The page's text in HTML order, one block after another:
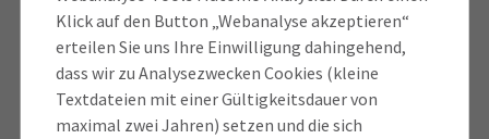
Klick auf den Button „Webanalyse akzeptieren“
erteilen Sie uns Ihre Einwilligung dahingehend,
dass wir zu Analysezwecken Cookies (kleine
Textdateien mit einer Gültigkeitsdauer von
maximal zwei Jahren) setzen und die sich
entfernt.
Weitere wichtige Merkmale von
Suchmaschinenwerbung sind: